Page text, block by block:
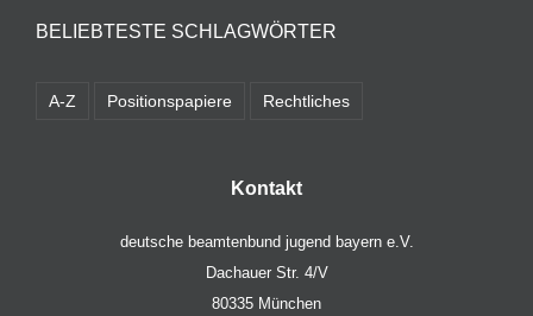
BELIEBTESTE SCHLAGWÖRTER
A-Z Positionspapiere Rechtliches
Kontakt
deutsche beamtenbund jugend bayern e.V.
Dachauer Str. 4/V
80335 München